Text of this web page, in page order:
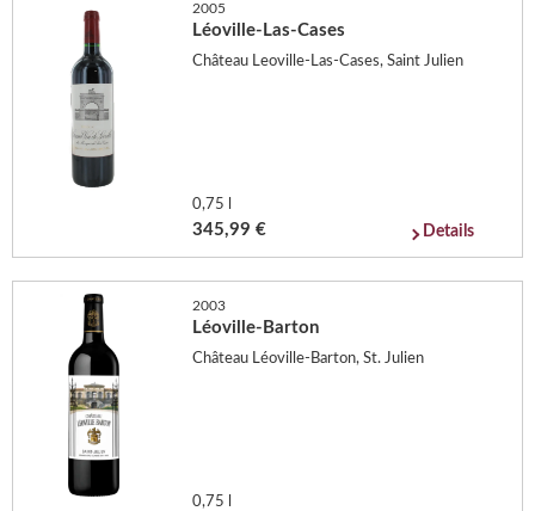
2005
Léoville-Las-Cases
Château Leoville-Las-Cases, Saint Julien
0,75 l
345,99 € Details
2003
Léoville-Barton
Château Léoville-Barton, St. Julien
0,75 l